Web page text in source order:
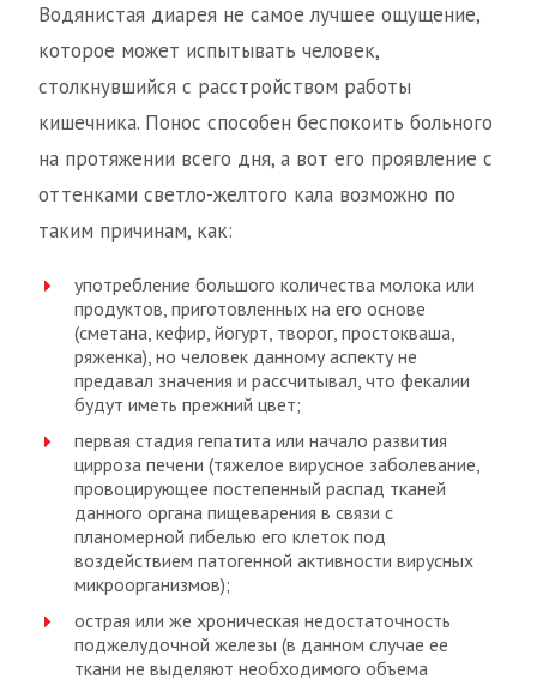
Водянистая диарея не самое лучшее ощущение,
которое может испытывать человек,
столкнувшийся с расстройством работы
кишечника. Понос способен беспокоить больного
на протяжении всего дня, а вот его проявление с
оттенками светло-желтого кала возможно по
таким причинам, как:
употребление большого количества молока или
продуктов, приготовленных на его основе
(сметана, кефир, йогурт, творог, простокваша,
ряженка), но человек данному аспекту не
предавал значения и рассчитывал, что фекалии
будут иметь прежний цвет;
первая стадия гепатита или начало развития
цирроза печени (тяжелое вирусное заболевание,
провоцирующее постепенный распад тканей
данного органа пищеварения в связи с
планомерной гибелью его клеток под
воздействием патогенной активности вирусных
микроорганизмов);
острая или же хроническая недостаточность
поджелудочной железы (в данном случае ее
ткани не выделяют необходимого объема